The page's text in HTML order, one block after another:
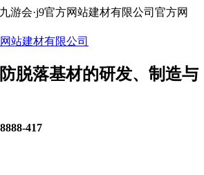
游会·j9官方网站建材有限公司官方网
脱落基材的研发、制造与
417